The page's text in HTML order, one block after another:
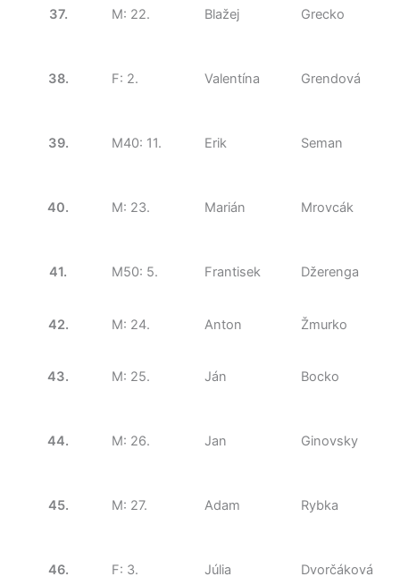
37. M: 22. Blažej Grecko
38. F: 2. Valentína Grendová
39. M40: 11. Erik Seman
40. M: 23. Marián Mrovcák
41. M50: 5. Frantisek Džerenga
42. M: 24. Anton Žmurko
43. M: 25. Ján Bocko
44. M: 26. Jan Ginovsky
45. M: 27. Adam Rybka
46. F: 3. Júlia Dvorčáková